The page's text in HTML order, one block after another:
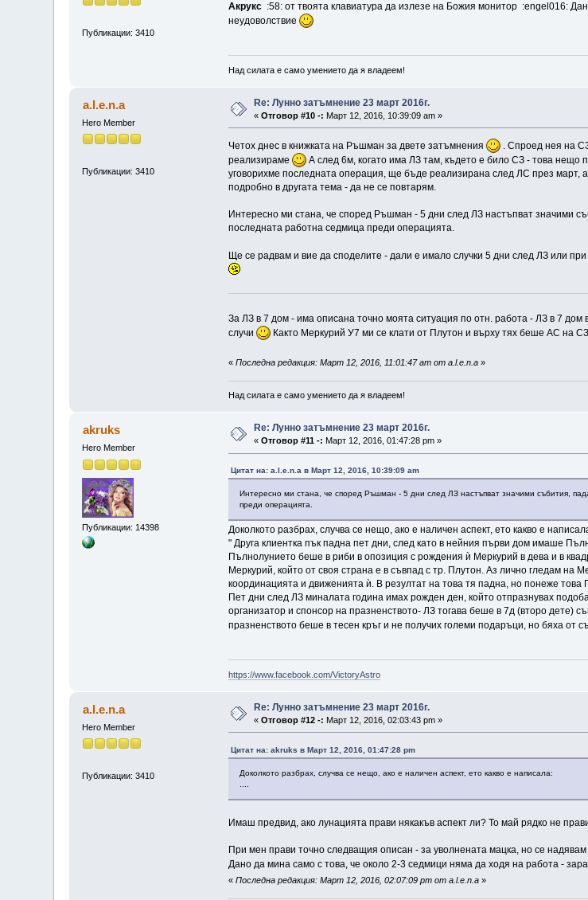
Публикации: 3410
Акрукс:58: от твоята клавиатура да излезе на Божия монитор :engel016:
неудоволствие
Над силата е само умението да я владеем!
a.l.e.n.a
Hero Member
Публикации: 3410
Re: Лунно затъмнение 23 март 2016г.
«Отговор #10 -: Март 12, 2016, 10:39:09 am »
Четох днес в книжката на Ръшман за двете затъмнения
. Спроед нея на
реализираме
А след 6м, когато има ЛЗ там, където е било СЗ - това нещо
уговорихме последната операция, ще бъде реализирана след ЛС през март,
подробно в другата тема - да не се повтарям.
Интересно ми стана, че според Ръшман - 5 дни след ЛЗ настъпват значими
последната работна седмица преди операцията.
Ще се радвам и вие да споделите - дали е имало случки 5 дни след ЛЗ или
За ЛЗ в 7 дом - има описана точно моята ситуация по отн. работа - ЛЗ в 7
случи
Както Меркурий У7 ми се клати от Плутон и върху тях беше АС на
« Последна редакция: Март 12, 2016, 11:01:47 am от a.l.e.n.a»
Над силата е само умението да я владеем!
akruks
Hero Member
Публикации: 14398
Re: Лунно затъмнение 23 март 2016г.
«Отговор #11 -: Март 12, 2016, 01:47:28 pm »
Цитат на: a.l.e.n.a в Март 12, 2016, 10:39:09 am
Интересно ми стана, че според Ръшман - 5 дни след ЛЗ настъпват значими събития,
преди операцията.
Доколкото разбрах, случва се нещо, ако е наличен аспект, ето какво е
" Друга клиентка пък падна пет дни, след като в нейния първи дом имаше
Пълнолунието беше в риби в опозиция с рождения ѝ Меркурий в дева и в
Меркурий, който от своя страна е в съвпад с тр. Плутон. Аз лично гледам
координацията и движенията ѝ. В резултат на това тя падна, но понеже
Пет дни след ЛЗ миналата година имах рожден ден, който отпразнувах
организатор и спонсор на празненството- ЛЗ тогава беше в 7д (второ
празненството беше в тесен кръг и не получих големи подаръци, но бяха от
https://www.facebook.com/VictoryAstro
a.l.e.n.a
Hero Member
Публикации: 3410
Re: Лунно затъмнение 23 март 2016г.
«Отговор #12 -: Март 12, 2016, 02:03:43 pm »
Цитат на: akruks в Март 12, 2016, 01:47:28 pm
Доколкото разбрах, случва се нещо, ако е наличен аспект, ето какво е написала:
Имаш предвид, ако лунацията прави някакъв аспект ли? То май рядко не
При мен прави точно следващия описан - за уволнената мацка, но се
Дано да мина само с това, че около 2-3 седмици няма да ходя на работа -
« Последна редакция: Март 12, 2016, 02:07:09 pm от a.l.e.n.a»